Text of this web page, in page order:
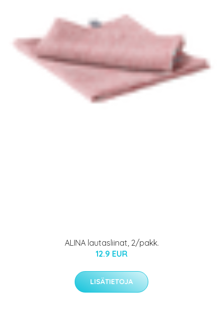
ALINA lautasliinat, 2/pakk.
12.9 EUR
LISÄTIETOJA